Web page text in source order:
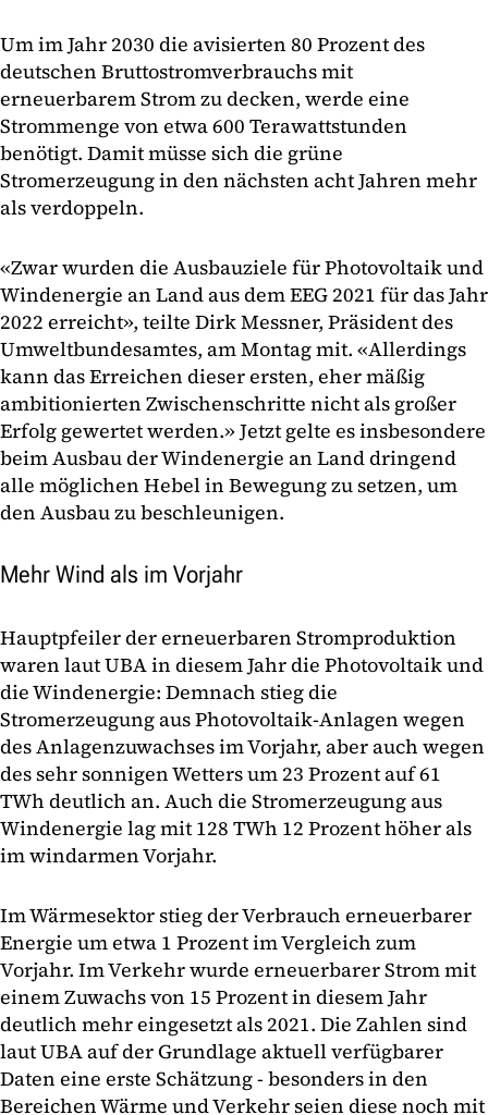
Um im Jahr 2030 die avisierten 80 Prozent des
deutschen Bruttostromverbrauchs mit
erneuerbarem Strom zu decken, werde eine
Strommenge von etwa 600 Terawattstunden
benötigt. Damit müsse sich die grüne
Stromerzeugung in den nächsten acht Jahren mehr
als verdoppeln.
«Zwar wurden die Ausbauziele für Photovoltaik und
Windenergie an Land aus dem EEG 2021 für das Jahr
2022 erreicht», teilte Dirk Messner, Präsident des
Umweltbundesamtes, am Montag mit. «Allerdings
kann das Erreichen dieser ersten, eher mäßig
ambitionierten Zwischenschritte nicht als großer
Erfolg gewertet werden.» Jetzt gelte es insbesondere
beim Ausbau der Windenergie an Land dringend
alle möglichen Hebel in Bewegung zu setzen, um
den Ausbau zu beschleunigen.
Mehr Wind als im Vorjahr
Hauptpfeiler der erneuerbaren Stromproduktion
waren laut UBA in diesem Jahr die Photovoltaik und
die Windenergie: Demnach stieg die
Stromerzeugung aus Photovoltaik-Anlagen wegen
des Anlagenzuwachses im Vorjahr, aber auch wegen
des sehr sonnigen Wetters um 23 Prozent auf 61
TWh deutlich an. Auch die Stromerzeugung aus
Windenergie lag mit 128 TWh 12 Prozent höher als
im windarmen Vorjahr.
Im Wärmesektor stieg der Verbrauch erneuerbarer
Energie um etwa 1 Prozent im Vergleich zum
Vorjahr. Im Verkehr wurde erneuerbarer Strom mit
einem Zuwachs von 15 Prozent in diesem Jahr
deutlich mehr eingesetzt als 2021. Die Zahlen sind
laut UBA auf der Grundlage aktuell verfügbarer
Daten eine erste Schätzung - besonders in den
Bereichen Wärme und Verkehr seien diese noch mit